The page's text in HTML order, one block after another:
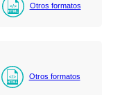
Otros formatos
Otros formatos